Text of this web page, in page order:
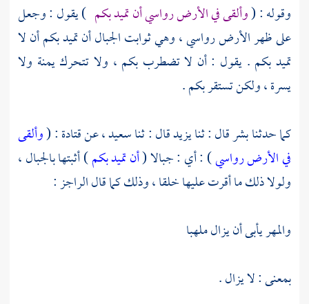
وقوله : (وألقى في الأرض رواسي أن تميد بكم ) يقول : وجعل
على ظهر الأرض رواسي ، وهي ثوابت الجبال أن تميد بكم أن لا
تميد بكم . يقول : أن لا تضطرب بكم ، ولا تتحرك يمنة ولا
يسرة ، ولكن تستقر بكم .
كما حدثنابشرقال : ثنايزيدقال : ثناسعيد ،عنقتادة: (وألقى
في الأرض رواسي) : أي : جبالا (أن تميد بكم) أثبتها بالجبال ،
ولولا ذلك ما أقرت عليها خلقا ، وذلك كما قال الراجز :
والمهر يأبى أن يزال ملهبا
بمعنى : لا يزال .